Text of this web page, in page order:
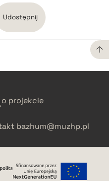
Udostępnij
o projekcie
bazhum@muzhp.pl